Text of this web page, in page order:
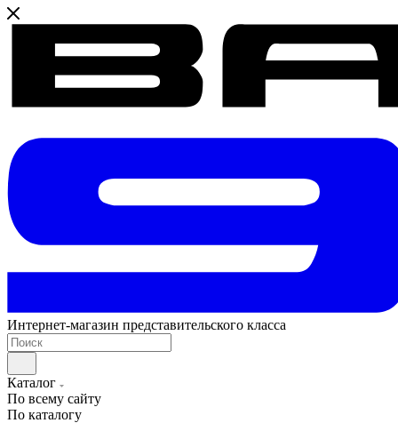
Интернет-магазин представительского класса
Каталог
По всему сайту
По каталогу